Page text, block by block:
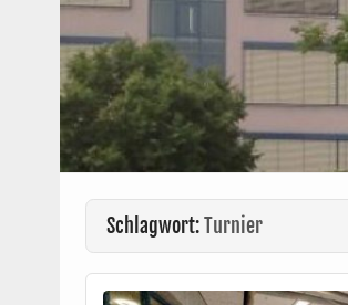
Schlagwort:Turnier